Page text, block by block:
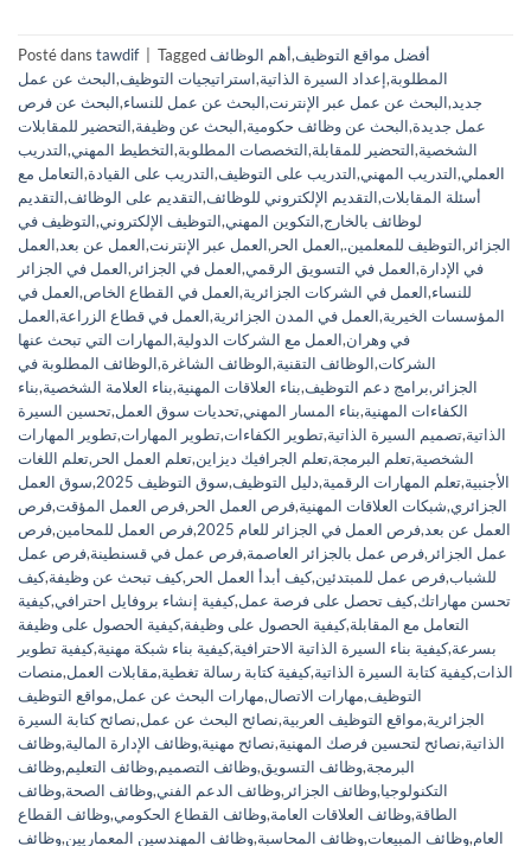
Posté dans tawdif Tagged أفضل مواقع التوظيف,أهم الوظائف
المطلوبة,إعداد السيرة الذاتية,استراتيجيات التوظيف,البحث عن عمل
جديد,البحث عن عمل عبر الإنترنت,البحث عن عمل للنساء,البحث عن فرص
عمل جديدة,البحث عن وظائف حكومية,البحث عن وظيفة,التحضير للمقابلات
الشخصية,التحضير للمقابلة,التخصصات المطلوبة,التخطيط المهني,التدريب
العملي,التدريب المهني,التدريب على التوظيف,التدريب على القيادة,التعامل مع
أسئلة المقابلات,التقديم الإلكتروني للوظائف,التقديم على الوظائف,التقديم
لوظائف بالخارج,التكوين المهني,التوظيف الإلكتروني,التوظيف في
الجزائر ,التوظيف للمعلمين.,العمل الحر ,العمل عبر الإنترنت,العمل عن بعد,العمل
في الإدارة,العمل في التسويق الرقمي,العمل في الجزائر ,العمل في الجزائر
للنساء,العمل في الشركات الجزائرية,العمل في القطاع الخاص,العمل في
المؤسسات الخيرية,العمل في المدن الجزائرية,العمل في قطاع الزراعة,العمل
في وهران,العمل مع الشركات الدولية,المهارات التي تبحث عنها
الشركات,الوظائف التقنية,الوظائف الشاغرة,الوظائف المطلوبة في
الجزائر ,برامج دعم التوظيف,بناء العلاقات المهنية,بناء العلامة الشخصية,بناء
الكفاءات المهنية,بناء المسار المهني,تحديات سوق العمل,تحسين السيرة
الذاتية,تصميم السيرة الذاتية,تطوير الكفاءات,تطوير المهارات,تطوير المهارات
الشخصية,تعلم البرمجة,تعلم الجرافيك ديزاين,تعلم العمل الحر ,تعلم اللغات
الأجنبية,تعلم المهارات الرقمية,دليل التوظيف,سوق التوظيف 2025 ,سوق العمل
الجزائري,شبكات العلاقات المهنية,فرص العمل الحر ,فرص العمل المؤقت,فرص
العمل عن بعد,فرص العمل في الجزائر للعام 2025 ,فرص العمل للمحامين,فرص
عمل الجزائر ,فرص عمل بالجزائر العاصمة,فرص عمل في قسنطينة,فرص عمل
للشباب,فرص عمل للمبتدئين,كيف أبدأ العمل الحر ,كيف تبحث عن وظيفة,كيف
تحسن مهاراتك,كيف تحصل على فرصة عمل,كيفية إنشاء بروفايل احترافي,كيفية
التعامل مع المقابلة,كيفية الحصول على وظيفة,كيفية الحصول على وظيفة
بسرعة,كيفية بناء السيرة الذاتية الاحترافية,كيفية بناء شبكة مهنية,كيفية تطوير
الذات,كيفية كتابة السيرة الذاتية,كيفية كتابة رسالة تغطية,مقابلات العمل,منصات
التوظيف,مهارات الاتصال,مهارات البحث عن عمل,مواقع التوظيف
الجزائرية,مواقع التوظيف العربية,نصائح البحث عن عمل,نصائح كتابة السيرة
الذاتية,نصائح لتحسين فرصك المهنية,نصائح مهنية,وظائف الإدارة المالية,وظائف
البرمجة,وظائف التسويق,وظائف التصميم,وظائف التعليم,وظائف
التكنولوجيا,وظائف الجزائر ,وظائف الدعم الفني,وظائف الصحة,وظائف
الطاقة,وظائف العلاقات العامة,وظائف القطاع الحكومي,وظائف القطاع
العام,وظائف المبيعات,وظائف المحاسبة,وظائف المهندسين المعماريين,وظائف